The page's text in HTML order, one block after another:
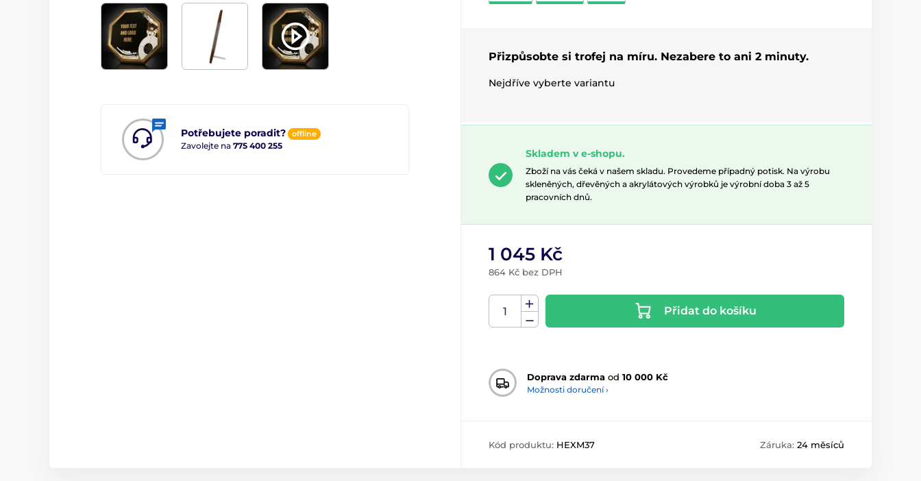
Potřebujete poradit? offline
Zavolejte na 775 400 255
Přizpůsobte si trofej na míru. Nezabere to ani 2 minuty.
Nejdříve vyberte variantu
Skladem v e-shopu.
Zboží na vás čeká v našem skladu. Provedeme případný potisk. Na výrobu
skleněných, dřevěných a akrylátových výrobků je výrobní doba 3 až 5
pracovních dnů.
1 045 Kč
864 Kč bez DPH
Přidat do košíku
Doprava zdarma od 10 000 Kč
Možnosti doručení ›
Kód produktu: HEXM37 Záruka: 24 měsíců